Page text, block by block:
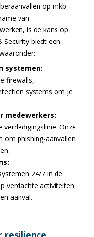
op mkb-
van
is de kans op
Security biedt een
systemen:
firewalls,
systems om je
medewerkers:
Onze
om phishing-aanvallen
24/7 in de
verdachte activiteiten,
aanval.
resilience